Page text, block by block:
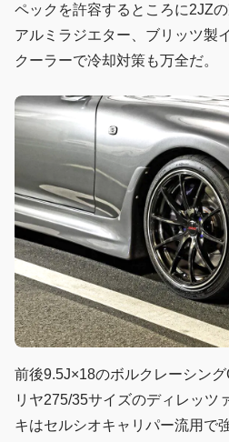
ペックを許容するところに2JZ
アルミラジエター、ブリッツ製
クーラーで冷却対策も万全だ。
前後9.5J×18のボルクレーシング
リヤ275/35サイズのディレッツ
キはセルシオキャリパー流用で